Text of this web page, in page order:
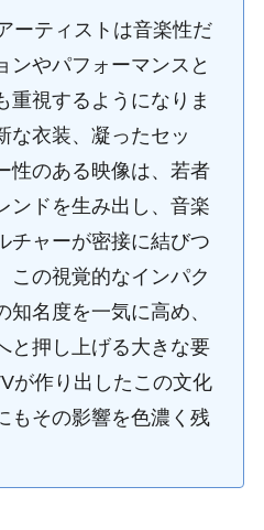
ーティストは音楽性だ
ンやパフォーマンスと
重視するようになりま
な衣装、凝ったセッ
性のある映像は、若者
ンドを生み出し、音楽
チャーが密接に結びつ
この視覚的なインパク
知名度を一気に高め、
と押し上げる大きな要
が作り出したこの文化
もその影響を色濃く残